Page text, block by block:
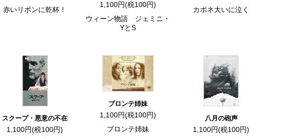
赤いリボンに乾杯！
1,100円(税100円)
ウィーン物語 ジェミニ・
YとS
カポネ大いに泣く
スクープ・悪意の不在
1,100円(税100円)
ブロンテ姉妹
1,100円(税100円)
ブロンテ姉妹
八月の砲声
1,100円(税100円)